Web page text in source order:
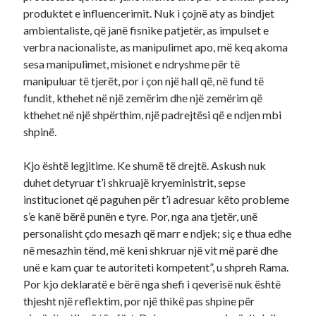
produktet e influencerimit. Nuk i çojnë aty as bindjet
ambientaliste, që janë fisnike patjetër, as impulset e
verbra nacionaliste, as manipulimet apo, më keq akoma
sesa manipulimet, misionet e ndryshme për të
manipuluar të tjerët, por i çon një hall që, në fund të
fundit, kthehet në një zemërim dhe një zemërim që
kthehet në një shpërthim, një padrejtësi që e ndjen mbi
shpinë.
Kjo është legjitime. Ke shumë të drejtë. Askush nuk
duhet detyruar t’i shkruajë kryeministrit, sepse
institucionet që paguhen për t’i adresuar këto probleme
s’e kanë bërë punën e tyre. Por, nga ana tjetër, unë
personalisht çdo mesazh që marr e ndjek; siç e thua edhe
në mesazhin tënd, më keni shkruar një vit më parë dhe
unë e kam çuar te autoriteti kompetent”, u shpreh Rama.
Por kjo deklaratë e bërë nga shefi i qeverisë nuk është
thjesht një reflektim, por një thikë pas shpine për